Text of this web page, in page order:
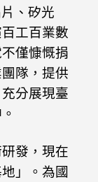
、矽光
工百業數
僅慷慨捐
隊，提供
分展現臺
發，現在
」。為國